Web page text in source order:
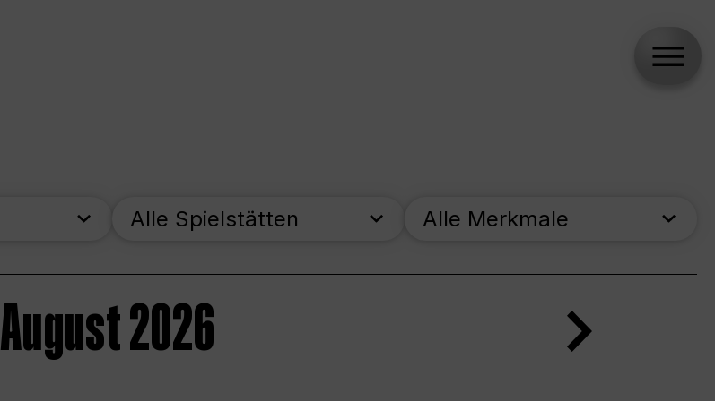
Alle Spielstätten Alle Merkmale
August 2026